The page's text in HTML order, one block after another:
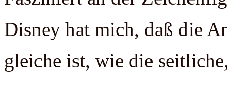
Disney hat mich, daß die
gleiche ist, wie die